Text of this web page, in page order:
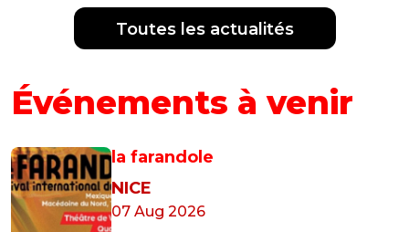
Toutes les actualités
Événements à venir
la farandole
NICE
07 Aug 2026